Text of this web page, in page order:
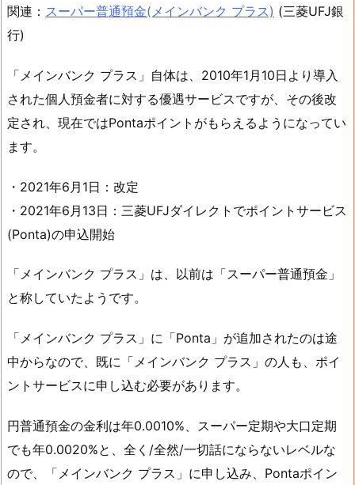
関連： スーパー普通預金(メインバンク プラス) (三菱UFJ銀
行)
「メインバンク プラス」自体は、2010年1月10日より導入
された個人預金者に対する優遇サービスですが、その後改
定され、現在ではPontaポイントがもらえるようになってい
ます。
・2021年6月1日：改定
・2021年6月13日：三菱UFJダイレクトでポイントサービス
(Ponta)の申込開始
「メインバンク プラス」は、以前は「スーパー普通預金」
と称していたようです。
「メインバンク プラス」に「Ponta」が追加されたのは途
中からなので、既に「メインバンク プラス」の人も、ポイ
ントサービスに申し込む必要があります。
円普通預金の金利は年0.0010%、スーパー定期や大口定期
でも年0.0020%と、全く/全然/一切話にならないレベルな
ので、「メインバンク プラス」に申し込み、Pontaポイン